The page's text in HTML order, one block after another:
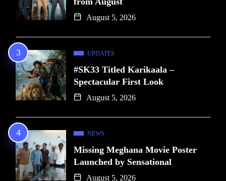
August 5, 2026
UPDATES
#SK33 Titled Karikaala –
Spectacular First Look
August 5, 2026
NEWS
Missing Meghana Movie Poster
Launched by Sensational
August 5, 2026